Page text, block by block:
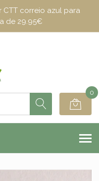
correio azul para
de 29.95€
0